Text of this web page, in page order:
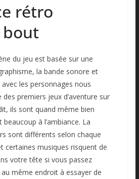
rétro
bout
du jeu est basée sur une
la bande sonore et
les personnages nous
des premiers jeux d’aventure sur
ils sont quand même bien
à l’ambiance. La
sont différents selon chaque
certaines musiques risquent de
votre tête si vous passez
même endroit à essayer de